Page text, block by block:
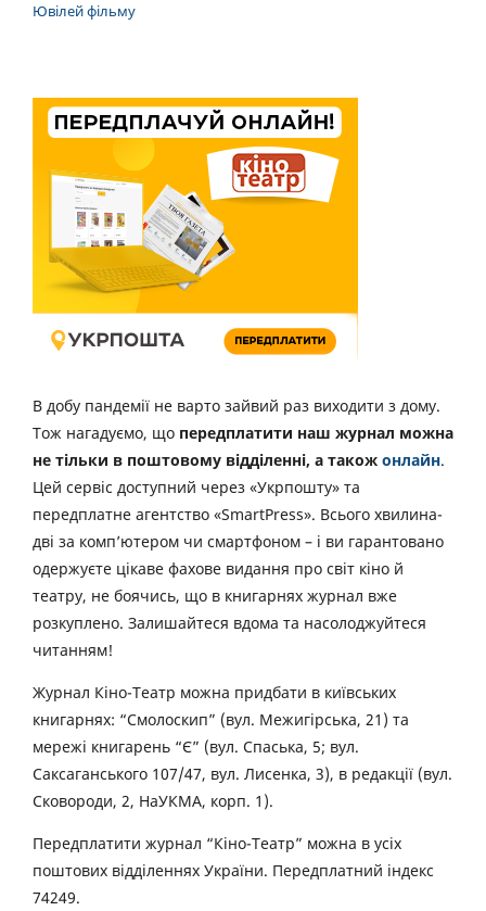
Ювілей фільму
В добу пандемії не варто зайвий раз виходити з дому.
Тож нагадуємо, що передплатити наш журнал можна
не тільки в поштовому відділенні, а також онлайн.
Цей сервіс доступний через «Укрпошту» та
передплатне агентство «SmartPress». Всього хвилина-
дві за комп’ютером чи смартфоном – і ви гарантовано
одержуєте цікаве фахове видання про світ кіно й
театру, не боячись, що в книгарнях журнал вже
розкуплено. Залишайтеся вдома та насолоджуйтеся
читанням!
Журнал Кіно-Театр можна придбати в київських
книгарнях: “Смолоскип” (вул. Межигірська, 21) та
мережі книгарень “Є” (вул. Спаська, 5; вул.
Саксаганського 107/47, вул. Лисенка, 3), в редакції (вул.
Сковороди, 2, НаУКМА, корп. 1).
Передплатити журнал “Кіно-Театр” можна в усіх
поштових відділеннях України. Передплатний індекс
74249.